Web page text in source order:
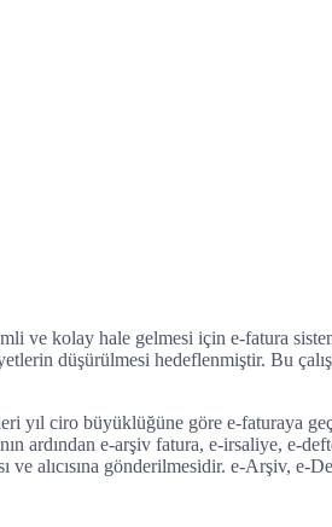
ve kolay hale gelmesi için e-fatura
düşürülmesi hedeflenmiştir. Bu
yıl ciro büyüklüğüne göre e-faturaya
ardından e-arşiv fatura, e-irsaliye, e-
alıcısına gönderilmesidir. e-Arşiv,